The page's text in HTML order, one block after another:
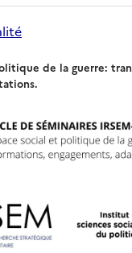
de la guerre: